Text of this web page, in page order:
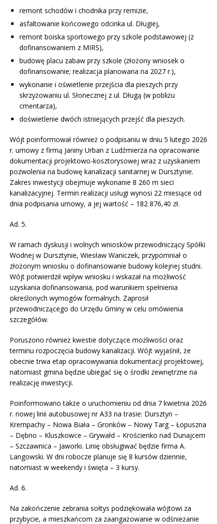
remont schodów i chodnika przy remizie,
asfaltowanie końcowego odcinka ul. Długiej,
remont boiska sportowego przy szkole podstawowej (z
dofinansowaniem z MIRS),
budowę placu zabaw przy szkole (złożony wniosek o
dofinansowanie; realizacja planowana na 2027 r.),
wykonanie i oświetlenie przejścia dla pieszych przy
skrzyżowaniu ul. Słonecznej z ul. Długą (w pobliżu
cmentarza),
doświetlenie dwóch istniejących przejść dla pieszych.
Wójt poinformował również o podpisaniu w dniu 5 lutego 2026
r. umowy z firmą Janiny Urban z Ludźmierza na opracowanie
dokumentacji projektowo-kosztorysowej wraz z uzyskaniem
pozwolenia na budowę kanalizacji sanitarnej w Dursztynie.
Zakres inwestycji obejmuje wykonanie 8 260 m sieci
kanalizacyjnej. Termin realizacji usługi wynosi 22 miesiące od
dnia podpisania umowy, a jej wartość – 182 876,40 zł.
Ad. 5.
W ramach dyskusji i wolnych wniosków przewodniczący Spółki
Wodnej w Dursztynie, Wiesław Waniczek, przypomniał o
złożonym wniosku o dofinansowanie budowy kolejnej studni.
Wójt potwierdził wpływ wniosku i wskazał na możliwość
uzyskania dofinansowania, pod warunkiem spełnienia
określonych wymogów formalnych. Zaprosił
przewodniczącego do Urzędu Gminy w celu omówienia
szczegółów.
Poruszono również kwestie dotyczące możliwości oraz
terminu rozpoczęcia budowy kanalizacji. Wójt wyjaśnił, że
obecnie trwa etap opracowywania dokumentacji projektowej,
natomiast gmina będzie ubiegać się o środki zewnętrzne na
realizację inwestycji.
Poinformowano także o uruchomieniu od dnia 7 kwietnia 2026
r. nowej linii autobusowej nr A33 na trasie: Dursztyn –
Krempachy – Nowa Biała – Gronków – Nowy Targ – Łopuszna
– Dębno – Kluszkowce – Grywałd – Krościenko nad Dunajcem
– Szczawnica – Jaworki. Linię obsługiwać będzie firma A.
Langowski. W dni robocze planuje się 8 kursów dziennie,
natomiast w weekendy i święta – 3 kursy.
Ad. 6.
Na zakończenie zebrania sołtys podziękowała wójtowi za
przybycie, a mieszkańcom za zaangażowanie w odśnieżanie